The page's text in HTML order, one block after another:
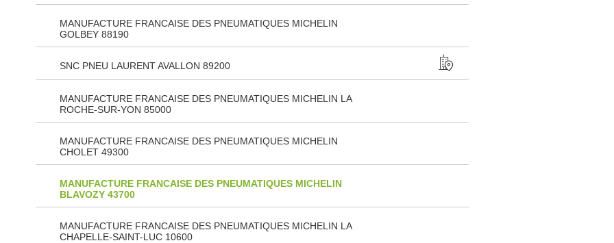
MANUFACTURE FRANCAISE DES PNEUMATIQUES MICHELIN
GOLBEY 88190
SNC PNEU LAURENT AVALLON 89200
MANUFACTURE FRANCAISE DES PNEUMATIQUES MICHELIN LA
ROCHE-SUR-YON 85000
MANUFACTURE FRANCAISE DES PNEUMATIQUES MICHELIN
CHOLET 49300
MANUFACTURE FRANCAISE DES PNEUMATIQUES MICHELIN
BLAVOZY 43700
MANUFACTURE FRANCAISE DES PNEUMATIQUES MICHELIN LA
CHAPELLE-SAINT-LUC 10600